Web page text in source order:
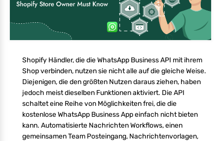
Shopify Händler, die die WhatsApp Business API mit ihrem
Shop verbinden, nutzen sie nicht alle auf die gleiche Weise.
Diejenigen, die den größten Nutzen daraus ziehen, haben
jedoch meist dieselben Funktionen aktiviert. Die API
schaltet eine Reihe von Möglichkeiten frei, die die
kostenlose WhatsApp Business App einfach nicht bieten
kann. Automatisierte Nachrichten Workflows, einen
gemeinsamen Team Posteingang, Nachrichtenvorlagen,